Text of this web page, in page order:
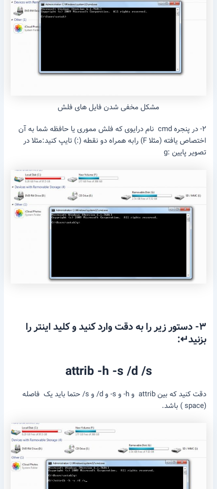
مشکل مخفی شدن فایل های فلش
۲- در پنجره cmd نام درایوی که فلش مموری یا حافظه شما به آن
اختصاص یافته (مثلا F) رابه همراه دو نقطه (:) تایپ کنید:مثلا در
تصویر پایین :g
۳- دستور زیر را به دقت وارد کنید و کلید اینتر را
بزنید↵
:
attrib -h -s /d /s
دقت کنید که بین attrib و h- و s- و d/ و s/ حتما باید یک فاصله
(space ) باشد.